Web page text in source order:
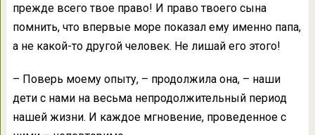
прежде всего твое право! И право твоего сына
помнить, что впервые море показал ему именно папа,
а не какой-то другой человек. Не лишай его этого!
– Поверь моему опыту, – продолжила она, – наши
дети с нами на весьма непродолжительный период
нашей жизни. И каждое мгновение, проведенное с